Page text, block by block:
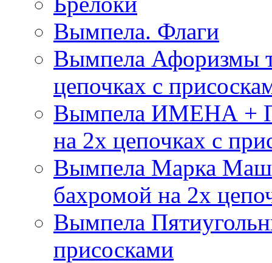
Вымпела. Флаги
Вымпела Афоризмы
цепочках с
Вымпела ИМЕНА +
на 2х цепочках с
Вымпела Марка
бахромой на 2х
Вымпела
присосками